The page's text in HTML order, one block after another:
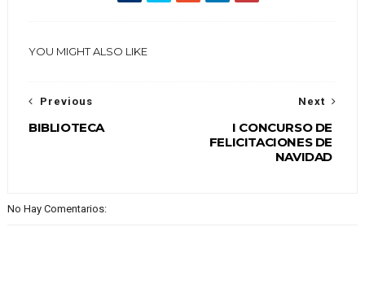
YOU MIGHT ALSO LIKE
Next
I CONCURSO DE
FELICITACIONES DE
NAVIDAD
Previous
BIBLIOTECA
No Hay Comentarios: